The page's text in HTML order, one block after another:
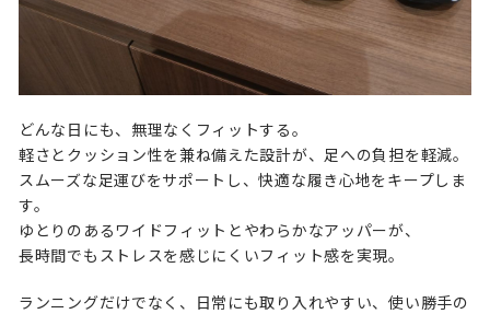
どんな日にも、無理なくフィットする。
軽さとクッション性を兼ね備えた設計が、足への負担を軽減。
スムーズな足運びをサポートし、快適な履き心地をキープしま
す。
ゆとりのあるワイドフィットとやわらかなアッパーが、
長時間でもストレスを感じにくいフィット感を実現。
ランニングだけでなく、日常にも取り入れやすい、使い勝手の